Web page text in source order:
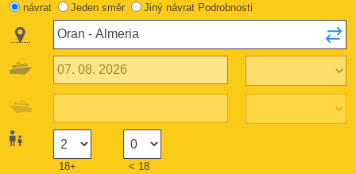
návrat Jeden směr Jiný návrat Podrobnosti
18+ < 18